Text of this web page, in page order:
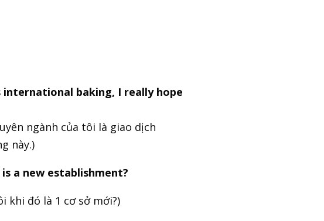
international baking, I really hope
ngành của tôi là giao dịch
này.)
a new establishment?
khi đó là 1 cơ sở mới?)